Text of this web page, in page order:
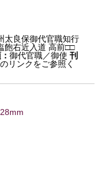
太良保御代官職知行
飽右近入道 高前□□
御代官職／御使刊
リンクをご参照く